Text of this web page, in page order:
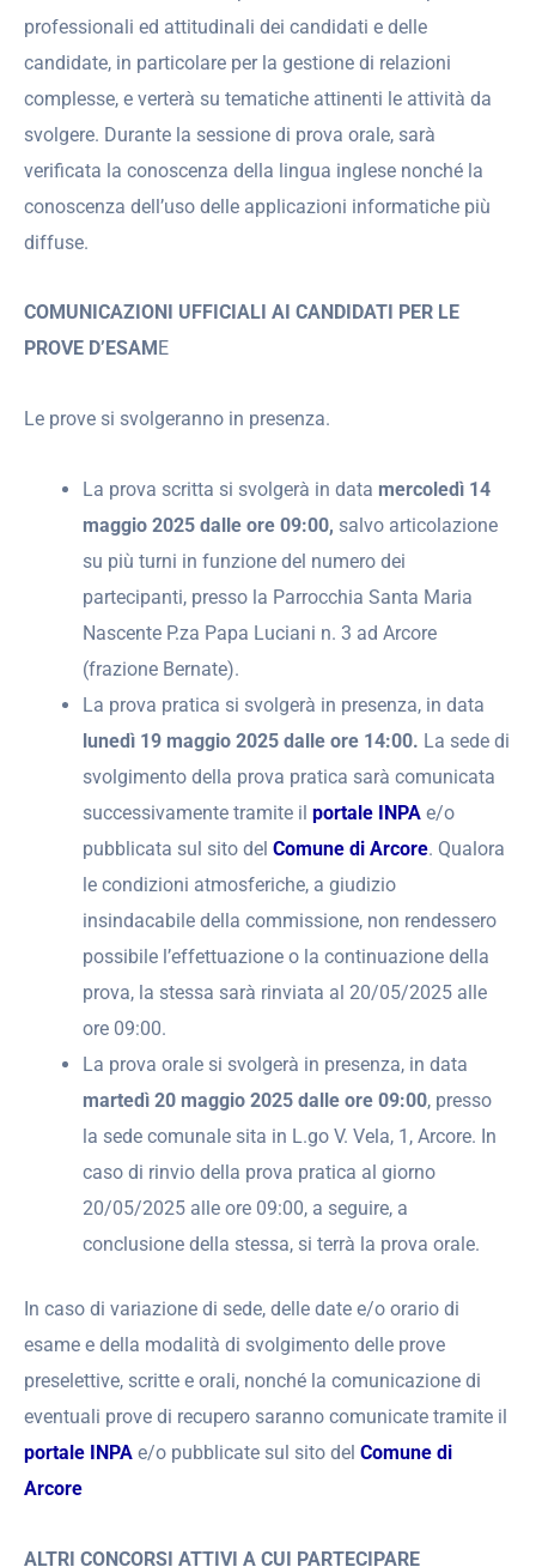
professionali ed attitudinali dei candidati e delle
candidate, in particolare per la gestione di relazioni
complesse, e verterà su tematiche attinenti le attività da
svolgere. Durante la sessione di prova orale, sarà
verificata la conoscenza della lingua inglese nonché la
conoscenza dell’uso delle applicazioni informatiche più
diffuse.
COMUNICAZIONI UFFICIALI AI CANDIDATI PER LE
PROVE D’ESAM E
Le prove si svolgeranno in presenza.
La prova scritta si svolgerà in data mercoledì 14
maggio 2025 dalle ore 09:00, salvo articolazione
su più turni in funzione del numero dei
partecipanti, presso la Parrocchia Santa Maria
Nascente P.za Papa Luciani n. 3 ad Arcore
(frazione Bernate).
La prova pratica si svolgerà in presenza, in data
lunedì 19 maggio 2025 dalle ore 14:00. La sede di
svolgimento della prova pratica sarà comunicata
successivamente tramite ilportale INPA e/o
pubblicata sul sito delComune di Arcore. Qualora
le condizioni atmosferiche, a giudizio
insindacabile della commissione, non rendessero
possibile l’effettuazione o la continuazione della
prova, la stessa sarà rinviata al 20/05/2025 alle
ore 09:00.
La prova orale si svolgerà in presenza, in data
martedì 20 maggio 2025 dalle ore 09:00, presso
la sede comunale sita in L.go V. Vela, 1, Arcore. In
caso di rinvio della prova pratica al giorno
20/05/2025 alle ore 09:00, a seguire, a
conclusione della stessa, si terrà la prova orale.
In caso di variazione di sede, delle date e/o orario di
esame e della modalità di svolgimento delle prove
preselettive, scritte e orali, nonché la comunicazione di
eventuali prove di recupero saranno comunicate tramite il
portale INPA e/o pubblicate sul sito del Comune di
Arcore
ALTRI CONCORSI ATTIVI A CUI PARTECIPARE